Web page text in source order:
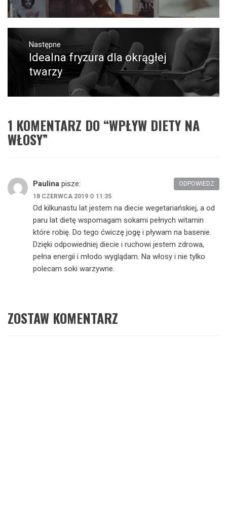
Następne
Następny
post:
Idealna fryzura dla okrągłej
twarzy
1 KOMENTARZ DO “WPŁYW DIETY NA
WŁOSY”
Paulina pisze:
18 CZERWCA 2019 O 11:35
Od kilkunastu lat jestem na diecie wegetariańskiej, a od
paru lat dietę wspomagam sokami pełnych witamin
które robię. Do tego ćwiczę jogę i pływam na basenie.
Dzięki odpowiedniej diecie i ruchowi jestem zdrowa,
pełna energii i młodo wyglądam. Na włosy i nie tylko
polecam soki warzywne.
ODPOWIEDZ
ZOSTAW KOMENTARZ